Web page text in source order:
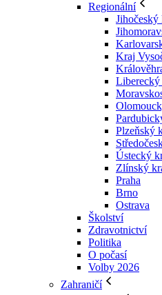
Regionální
Jihočeský
Kraj
Liberecký
Plzeňský
Ústecký
Zlínský
Praha
Brno
Ostrava
Školství
Zdravotnictví
Politika
O počasí
Volby 2026
Zahraničí